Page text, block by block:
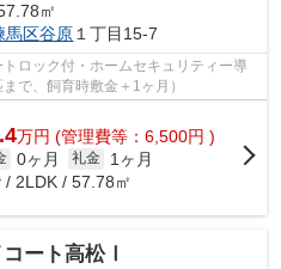
㎡
馬区谷原１丁目15-7
ロック付・ホームセキュリティー導
で、飼育時敷金＋1ヶ月）
万円 (管理費等：6,500円 )
0ヶ月 礼金
1ヶ月
/ 2LDK / 57.78㎡
ート高松Ⅰ